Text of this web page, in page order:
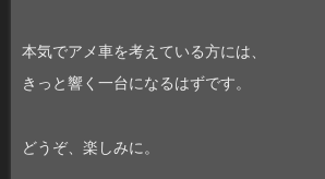
本気でアメ車を考えている方には、
きっと響く一台になるはずです。
どうぞ、楽しみに。